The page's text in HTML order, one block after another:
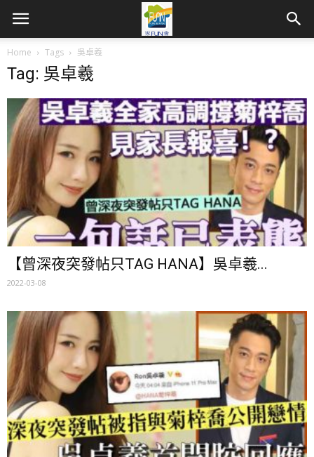
Home Tags 吳卓羲
Tag: 吳卓羲
【曾深夜突發帖只TAG HANA】吳卓羲...
2022-03-08